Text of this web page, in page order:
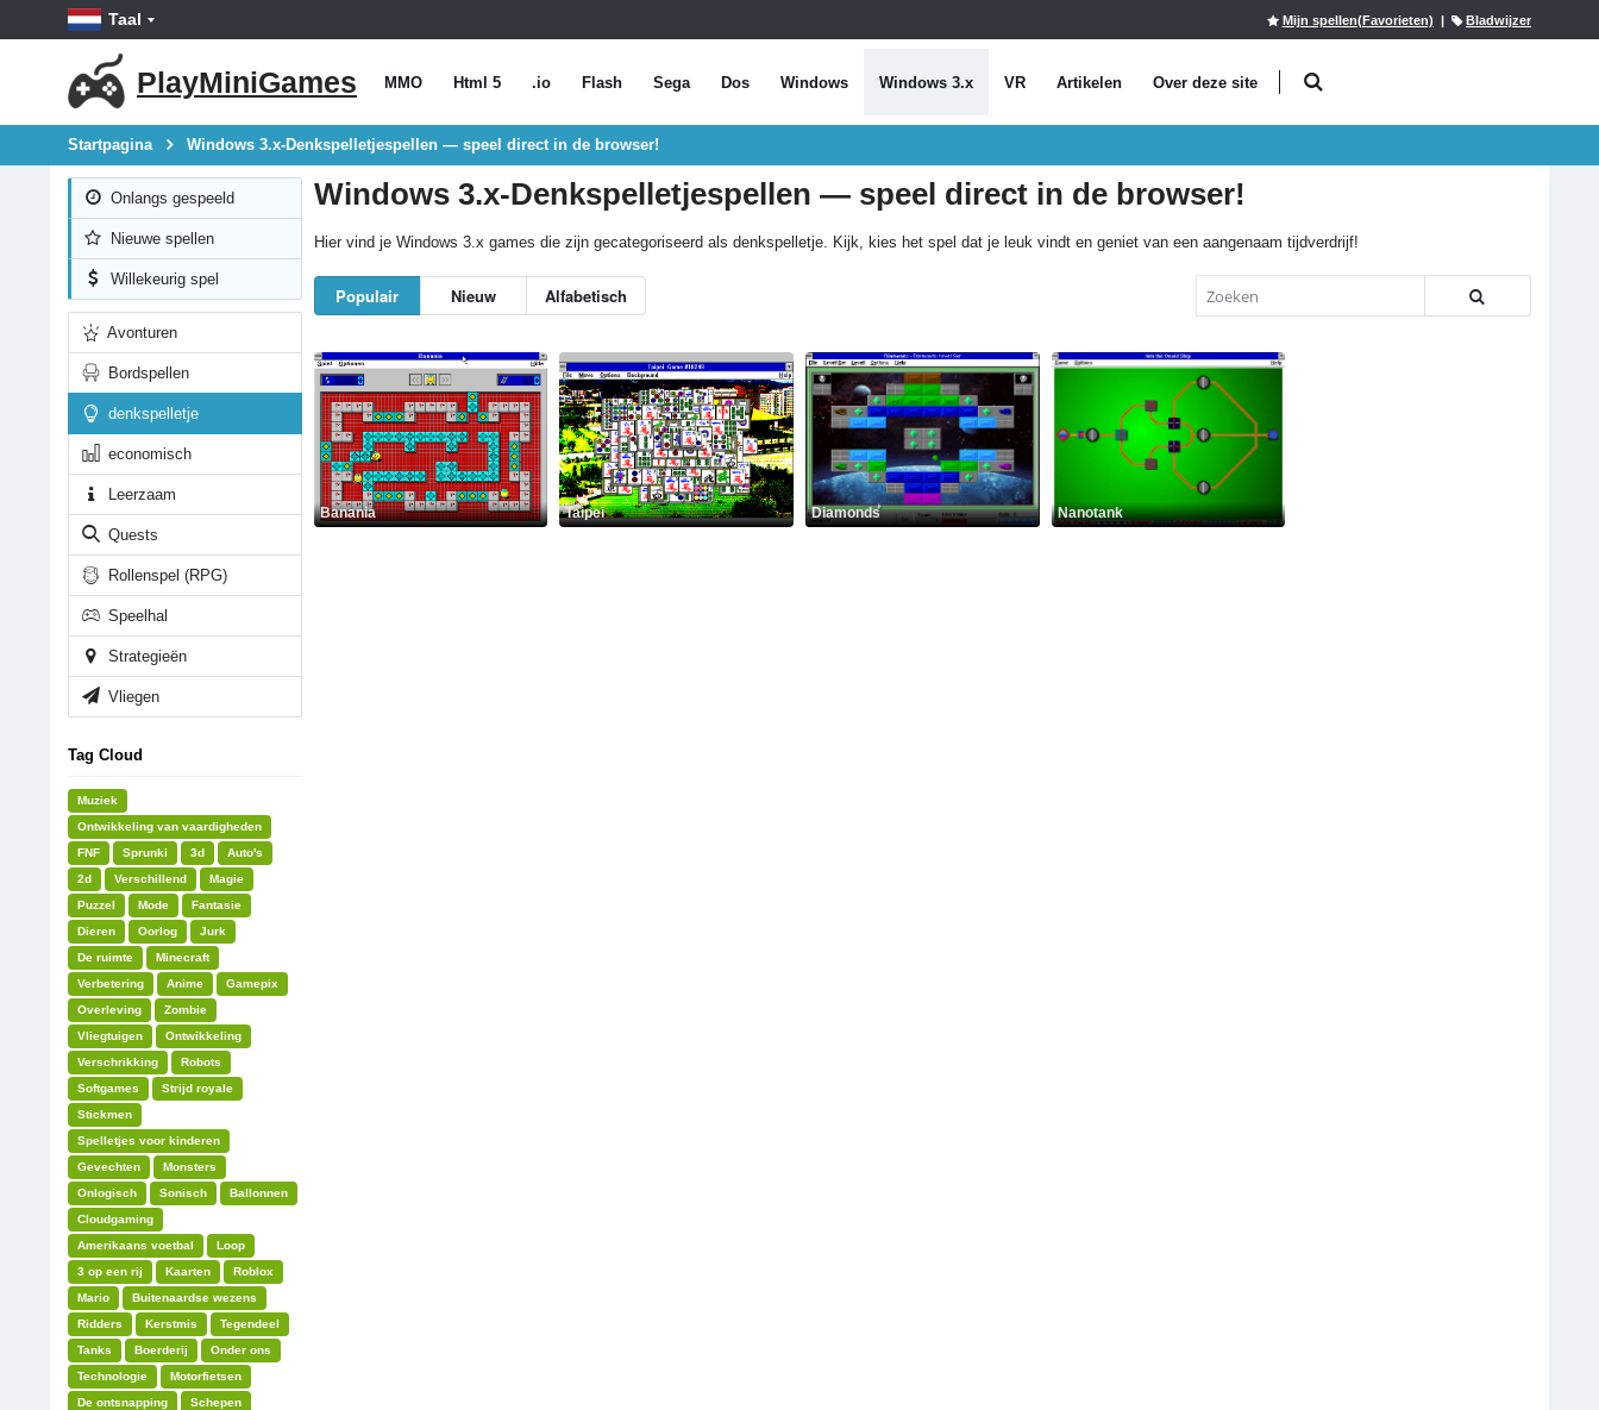
Taal Mijn spellen(Favorieten) | Bladwijzer
PlayMiniGames MMO Html 5 .io Flash Sega Dos Windows Windows 3.x VR Artikelen Over deze site
Startpagina Windows 3.x-Denkspelletjespellen — speel direct in de browser!
Onlangs gespeeld
Nieuwe spellen
Willekeurig spel
Avonturen
Bordspellen
denkspelletje
economisch
Leerzaam
Quests
Rollenspel (RPG)
Speelhal
Strategieën
Vliegen
Tag Cloud
Muziek
Ontwikkeling van vaardigheden
FNF
Sprunki 3d
Auto's
2d
Verschillend
Magie
Puzzel
Mode
Fantasie
Dieren
Oorlog
Jurk
De ruimte
Minecraft
Verbetering
Anime
Gamepix
Overleving
Zombie
Vliegtuigen
Ontwikkeling
Verschrikking
Robots
Softgames
Strijd royale
Stickmen
Spelletjes voor kinderen
Gevechten
Monsters
Onlogisch
Sonisch
Ballonnen
Cloudgaming
Amerikaans voetbal
Loop
3 op een rij
Kaarten
Roblox
Mario
Buitenaardse wezens
Ridders
Kerstmis
Tegendeel
Tanks
Boerderij
Onder ons
Technologie
Motorfietsen
De ontsnapping
Schepen
Windows 3.x-Denkspelletjespellen — speel direct in de browser!
Hier vind je Windows 3.x games die zijn gecategoriseerd als denkspelletje. Kijk, kies het spel dat je leuk vindt en geniet van een aangenaam tijdverdrijf!
Populair Nieuw Alfabetisch
Banania Taipei Diamonds Nanotank